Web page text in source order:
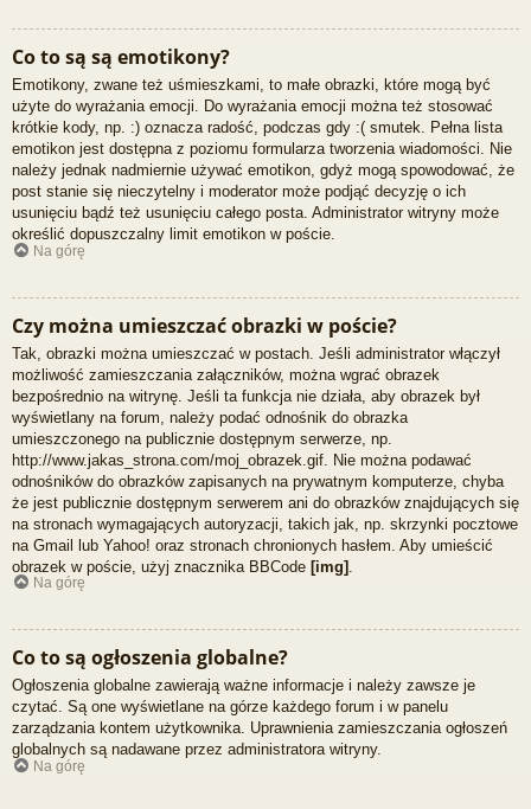
Co to są są emotikony?
Emotikony, zwane też uśmieszkami, to małe obrazki, które mogą być
użyte do wyrażania emocji. Do wyrażania emocji można też stosować
krótkie kody, np. :) oznacza radość, podczas gdy :( smutek. Pełna lista
emotikon jest dostępna z poziomu formularza tworzenia wiadomości. Nie
należy jednak nadmiernie używać emotikon, gdyż mogą spowodować, że
post stanie się nieczytelny i moderator może podjąć decyzję o ich
usunięciu bądź też usunięciu całego posta. Administrator witryny może
określić dopuszczalny limit emotikon w poście.
Na górę
Czy można umieszczać obrazki w poście?
Tak, obrazki można umieszczać w postach. Jeśli administrator włączył
możliwość zamieszczania załączników, można wgrać obrazek
bezpośrednio na witrynę. Jeśli ta funkcja nie działa, aby obrazek był
wyświetlany na forum, należy podać odnośnik do obrazka
umieszczonego na publicznie dostępnym serwerze, np.
http://www.jakas_strona.com/moj_obrazek.gif. Nie można podawać
odnośników do obrazków zapisanych na prywatnym komputerze, chyba
że jest publicznie dostępnym serwerem ani do obrazków znajdujących się
na stronach wymagających autoryzacji, takich jak, np. skrzynki pocztowe
na Gmail lub Yahoo! oraz stronach chronionych hasłem. Aby umieścić
obrazek w poście, użyj znacznika BBCode [img]
Na górę
Co to są ogłoszenia globalne?
Ogłoszenia globalne zawierają ważne informacje i należy zawsze je
czytać. Są one wyświetlane na górze każdego forum i w panelu
zarządzania kontem użytkownika. Uprawnienia zamieszczania ogłoszeń
globalnych są nadawane przez administratora witryny.
Na górę